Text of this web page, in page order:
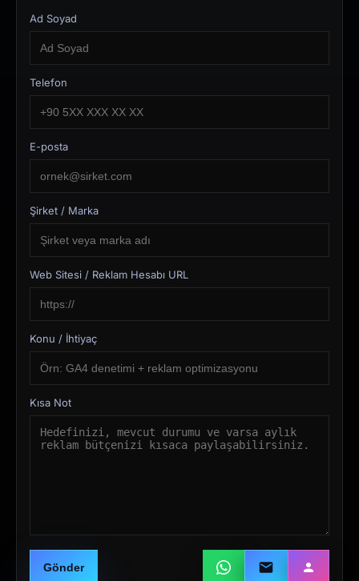
Ad Soyad
Telefon
E-posta
Şirket / Marka
Web Sitesi / Reklam Hesabı URL
Konu / İhtiyaç
Kısa Not
Gönder